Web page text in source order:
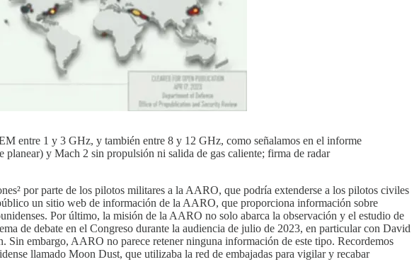
entre 1 y 3 GHz, y también entre 8 y 12 GHz, como señalamos en el informe
y Mach 2 sin propulsión ni salida de gas caliente; firma de radar
por parte de los pilotos militares a la AARO, que podría extenderse a los pilotos civiles
un sitio web de información de la AARO, que proporciona información sobre
Por último, la misión de la AARO no solo abarca la observación y el estudio de
de debate en el Congreso durante la audiencia de julio de 2023, en particular con David
Sin embargo, AARO no parece retener ninguna información de este tipo. Recordemos
llamado Moon Dust, que utilizaba la red de embajadas para vigilar y recabar